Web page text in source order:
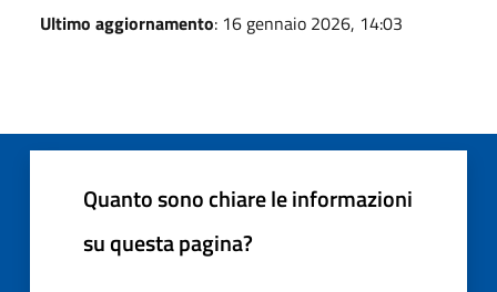
Ultimo aggiornamento: 16 gennaio 2026, 14:03
Quanto sono chiare le informazioni
su questa pagina?